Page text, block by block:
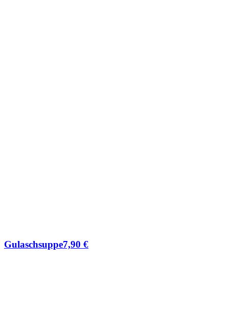
Gulaschsuppe7,90 €